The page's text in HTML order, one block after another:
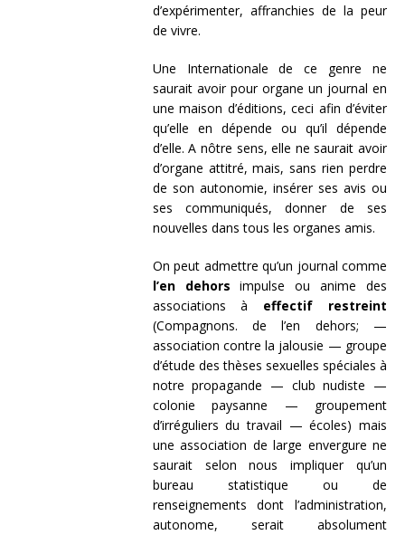
d’expérimenter, affranchies de la peur
de vivre.
Une Internationale de ce genre ne
saurait avoir pour organe un journal en
une maison d’éditions, ceci afin d’éviter
qu’elle en dépende ou qu’il dépende
d’elle. A nôtre sens, elle ne saurait avoir
d’organe attitré, mais, sans rien perdre
de son autonomie, insérer ses avis ou
ses communiqués, donner de ses
nouvelles dans tous les organes amis.
On peut admettre qu’un journal comme
l’en dehors impulse ou anime des
associations à effectif restreint
(Compagnons. de l’en dehors; —
association contre la jalousie — groupe
d’étude des thèses sexuelles spéciales à
notre propagande — club nudiste —
colonie paysanne — groupement
d’irréguliers du travail — écoles) mais
une association de large envergure ne
saurait selon nous impliquer qu’un
bureau statistique ou de
renseignements dont l’administration,
autonome, serait absolument